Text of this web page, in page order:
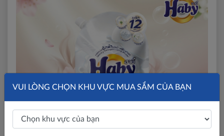
VUI LÒNG CHỌN KHU VỰC MUA SẮM CỦA BẠN